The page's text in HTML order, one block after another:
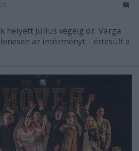
helyett július végéig dr. Varga
az intézményt – értesült a